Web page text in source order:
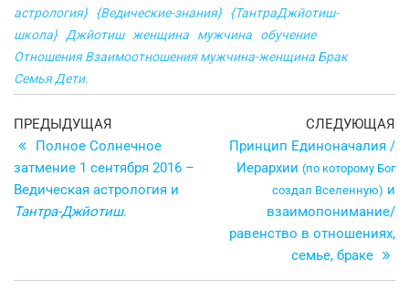
астрология}
{Ведические-знания}
{ТантраДжйотиш-
школа} Джйотиш женщина мужчина
обучение
Отношения Взаимоотношения мужчина-женщина Брак
Семья Дети.
Навигация
по
записям
Предыдущая
запись
ПРЕДЫДУЩАЯ
Полное Солнечное
затмение 1 сентября 2016 –
Ведическая астрология и
Тантра-Джйотиш.
СЛЕДУЮЩАЯ
Принцип Единоначалия /
Иерархии (по которому Бог
создал Вселенную) и
взаимопонимание/
равенство в отношениях,
семье, браке